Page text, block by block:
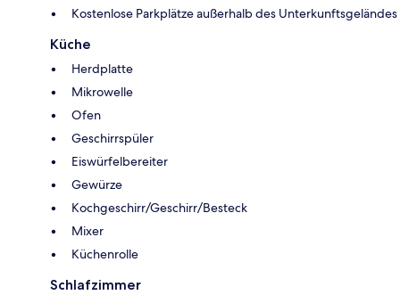
Kostenlose Parkplätze außerhalb des Unterkunftsgeländes
Küche
Herdplatte
Mikrowelle
Ofen
Geschirrspüler
Eiswürfelbereiter
Gewürze
Kochgeschirr/Geschirr/Besteck
Mixer
Küchenrolle
Schlafzimmer